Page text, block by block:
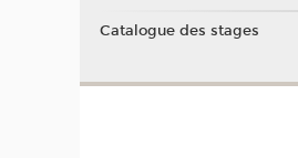
Catalogue des stages